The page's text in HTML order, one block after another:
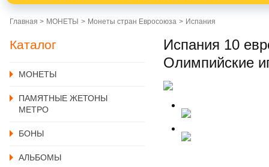
Главная > MОНЕТЫ Монеты стран Евросоюза Испания
Каталог
MОНЕТЫ
ПАМЯТНЫЕ ЖЕТОНЫ
МЕТРО
БОНЫ
АЛЬБОМЫ
Испания 10
Олимпийские